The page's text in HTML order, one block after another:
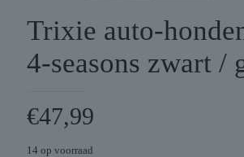
Trixie auto-
4-seasons zwart /
€47,99
14 op voorraad